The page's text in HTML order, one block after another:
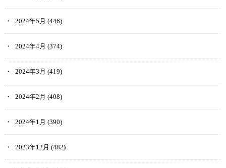
2024年5月 (446)
2024年4月 (374)
2024年3月 (419)
2024年2月 (408)
2024年1月 (390)
2023年12月 (482)